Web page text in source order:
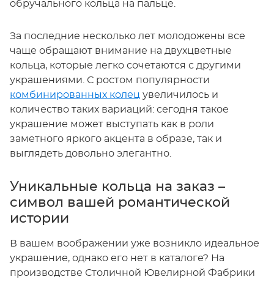
обручального кольца на пальце.
За последние несколько лет молодожены все
чаще обращают внимание на двухцветные
кольца, которые легко сочетаются с другими
украшениями. С ростом популярности
комбинированных колец увеличилось и
количество таких вариаций: сегодня такое
украшение может выступать как в роли
заметного яркого акцента в образе, так и
выглядеть довольно элегантно.
Уникальные кольца на заказ –
символ вашей романтической
истории
В вашем воображении уже возникло идеальное
украшение, однако его нет в каталоге? На
производстве Столичной Ювелирной Фабрики